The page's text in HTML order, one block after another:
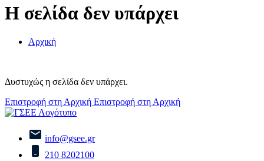
Η σελίδα δεν υπάρχει
Αρχική
Δυστυχώς η σελίδα δεν υπάρχει.
Επιστροφή στη Αρχική Επιστροφή στη Αρχική
info@gsee.gr
210 8202100